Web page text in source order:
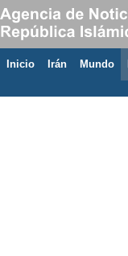
Inicio Irán Mundo